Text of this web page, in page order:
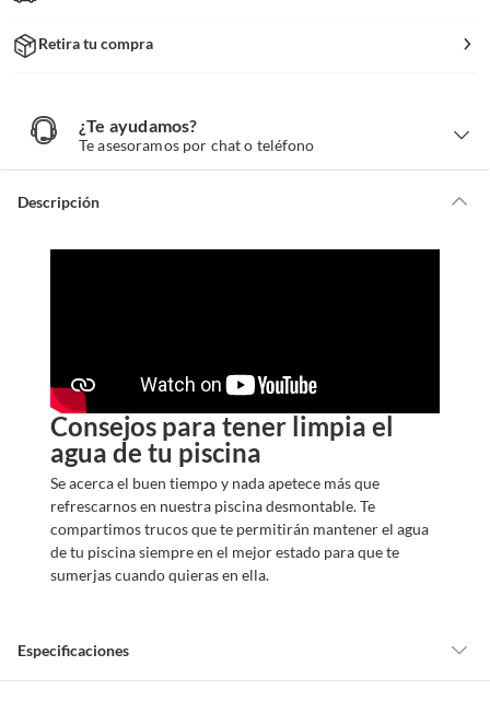
Retira tu compra
¿Te ayudamos?
Te asesoramos por chat o teléfono
y
a
Descripción
Consejos para tener limpia el
agua de tu piscina
Se acerca el buen tiempo y nada apetece más que
refrescarnos en nuestra piscina desmontable. Te
compartimos trucos que te permitirán mantener el agua
de tu piscina siempre en el mejor estado para que te
sumerjas cuando quieras en ella.
Especificaciones